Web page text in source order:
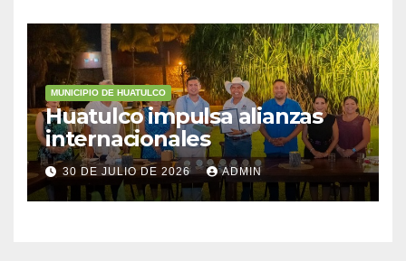
MUNICIPIO DE HUATULCO
Huatulco impulsa alianzas
internacionales
30 DE JULIO DE 2026 ADMIN